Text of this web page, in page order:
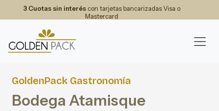
3 Cuotas sin interéscon tarjetas bancarizadas Visa o
Mastercard
GoldenPack Gastronomía
Bodega Atamisque